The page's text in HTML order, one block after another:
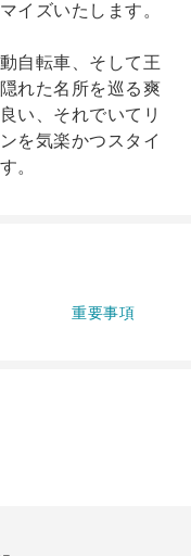
イズいたします。
自転車、そして王
れた名所を巡る爽
い、それでいてリ
を気楽かつスタイ
。
重要事項